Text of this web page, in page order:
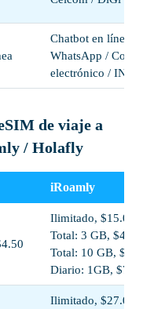
Chatbot en línea /
WhatsApp /
electrónico / INS
de viaje a
/ Holafly
iRoamly
Ilimitado, $15.00
Total: 3 GB, $4.00
Total: 10 GB,
Diario: 1GB,
Ilimitado, $27.00